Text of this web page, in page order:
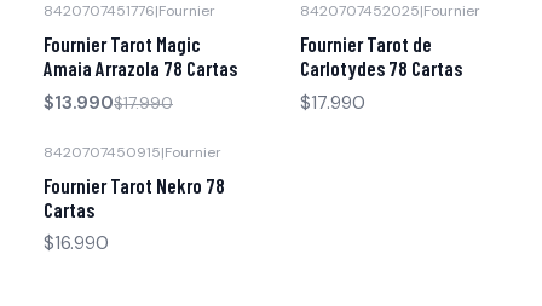
8420707451776|Fournier
Fournier Tarot Magic
Amaia Arrazola 78 Cartas
$13.990$17.990
8420707452025|Fournier
Fournier Tarot de
Carlotydes 78 Cartas
$17.990
8420707450915|Fournier
Fournier Tarot Nekro 78
Cartas
$16.990